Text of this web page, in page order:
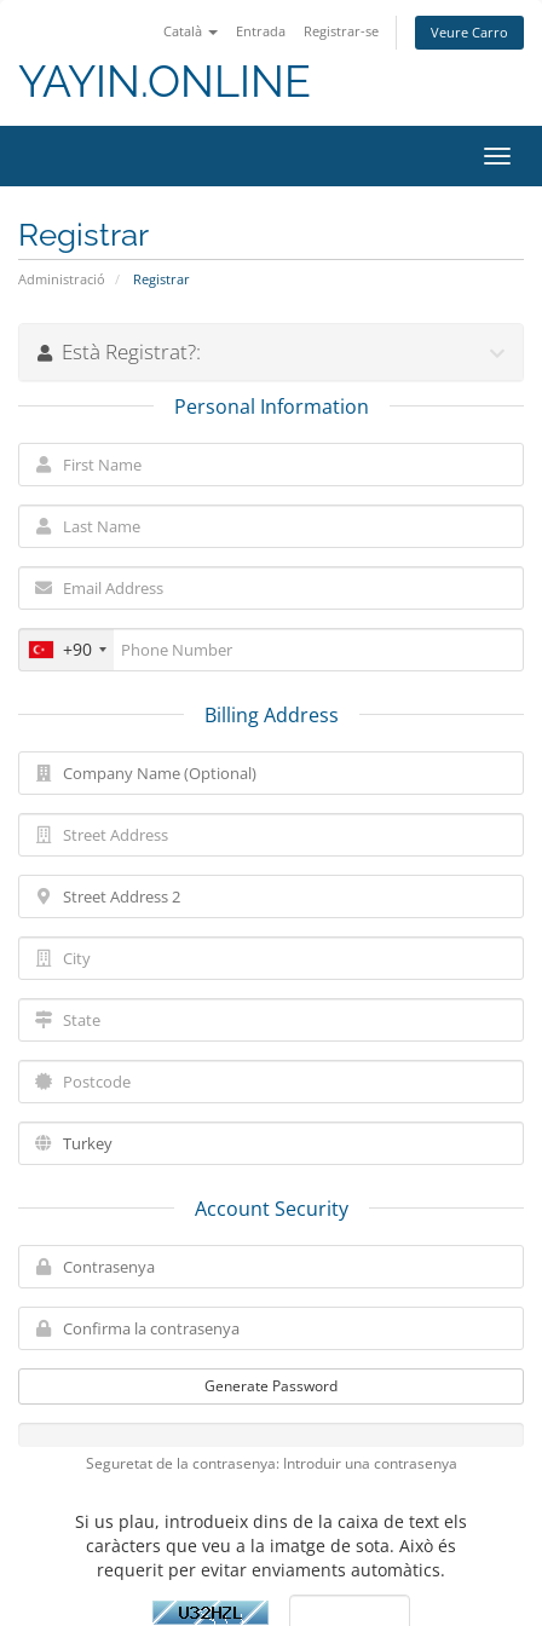
Català Entrada Registrar-se Veure Carro
YAYIN.ONLINE
Registrar
Administració Registrar
Està Registrat?:
Personal Information
+90
Billing Address
Account Security
Generate Password
Seguretat de la contrasenya: Introduir una contrasenya
Si us plau, introdueix dins de la caixa de text els
caràcters que veu a la imatge de sota. Això és
requerit per evitar enviaments automàtics.